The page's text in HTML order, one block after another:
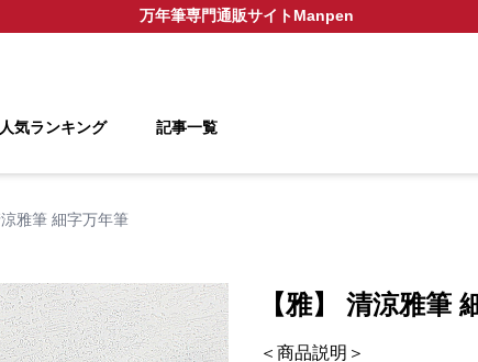
万年筆専門通販サイトManpen
気ランキング 記事一覧
雅筆 細字万年筆
【雅】 清涼雅筆
＜商品説明＞